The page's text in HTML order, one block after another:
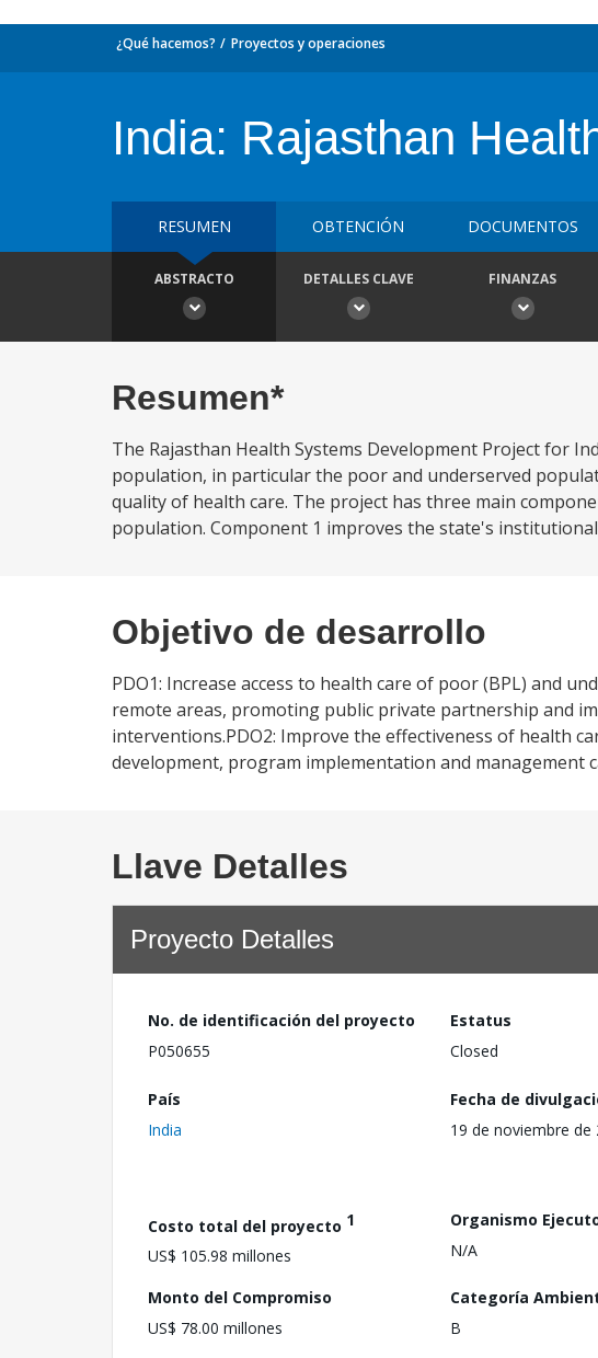
¿Qué hacemos? Proyectos y operaciones
India: Rajasthan
RESUMEN OBTENCIÓN DOCUMENTOS
ABSTRACTO DETALLES CLAVE FINANZAS
Resumen*
The Rajasthan Health Systems Development Project for
population, in particular the poor and underserved
quality of health care. The project has three main
population. Component 1 improves the state's
Objetivo de desarrollo
PDO1: Increase access to health care of poor (BPL) and
remote areas, promoting public private partnership and
interventions.PDO2: Improve the effectiveness of health
development, program implementation and management
Llave Detalles
Proyecto Detalles
No. de identificación del proyecto
P050655
Estatus
Closed
País
India
Fecha de
19 de noviembre de
Costo total del proyecto 1
US$ 105.98 millones
Organismo
N/A
Monto del Compromiso
US$ 78.00 millones
Categoría
B